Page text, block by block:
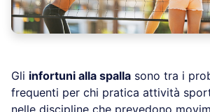
Gli infortuni alla spalla sono tra i
frequenti per chi pratica attività